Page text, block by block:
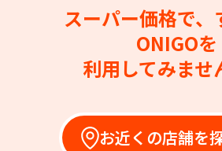
スーパー価格で、
ONIGOを
利用してみませ
お近くの店舗を